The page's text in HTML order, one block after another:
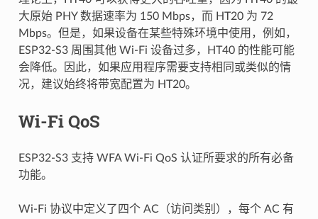
大原始 PHY 数据速率为 150 Mbps，而 HT20 为 72
Mbps。但是，如果设备在某些特殊环境中使用，例如，
ESP32-S3 周围其他 Wi-Fi 设备过多，HT40 的性能可能
会降低。因此，如果应用程序需要支持相同或类似的情
况，建议始终将带宽配置为 HT20。
Wi-Fi QoS
ESP32-S3 支持 WFA Wi-Fi QoS 认证所要求的所有必备
功能。
Wi-Fi 协议中定义了四个 AC（访问类别），每个 AC 有